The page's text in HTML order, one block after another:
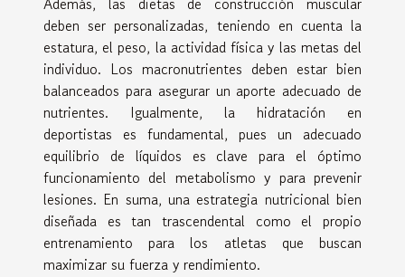
deben ser personalizadas, teniendo en cuenta la
estatura, el peso, la actividad física y las metas del
individuo. Los macronutrientes deben estar bien
balanceados para asegurar un aporte adecuado de
nutrientes. Igualmente, la hidratación en
deportistas es fundamental, pues un adecuado
equilibrio de líquidos es clave para el óptimo
funcionamiento del metabolismo y para prevenir
lesiones. En suma, una estrategia nutricional bien
diseñada es tan trascendental como el propio
entrenamiento para los atletas que buscan
maximizar su fuerza y rendimiento.